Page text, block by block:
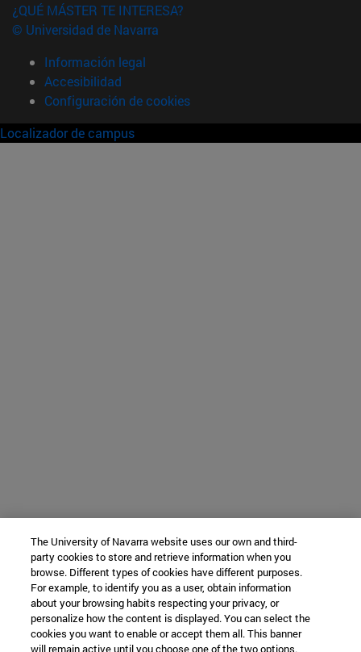
¿QUÉ MÁSTER TE INTERESA?
© Universidad de Navarra
Información legal
Accesibilidad
Configuración de cookies
Localizador de campus
The University of Navarra website uses our own and third-
party cookies to store and retrieve information when you
browse. Different types of cookies have different purposes.
For example, to identify you as a user, obtain information
about your browsing habits respecting your privacy, or
personalize how the content is displayed. You can select the
cookies you want to enable or accept them all. This banner
will remain active until you choose one of the two options.